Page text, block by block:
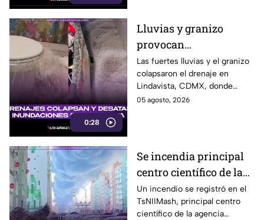
0:28
Lluvias y granizo
provocan
inundaciones en
Lindavista; agua brota
de los escusados
Las fuertes lluvias y el granizo
colapsaron el drenaje en
Lindavista, CDMX, donde
vecinos reportaron
05 agosto, 2026
Se incendia principal
centro científico de la
agencia espacial rusa
Roscosmos
Un incendio se registró en el
TsNIIMash, principal centro
científico de la agencia